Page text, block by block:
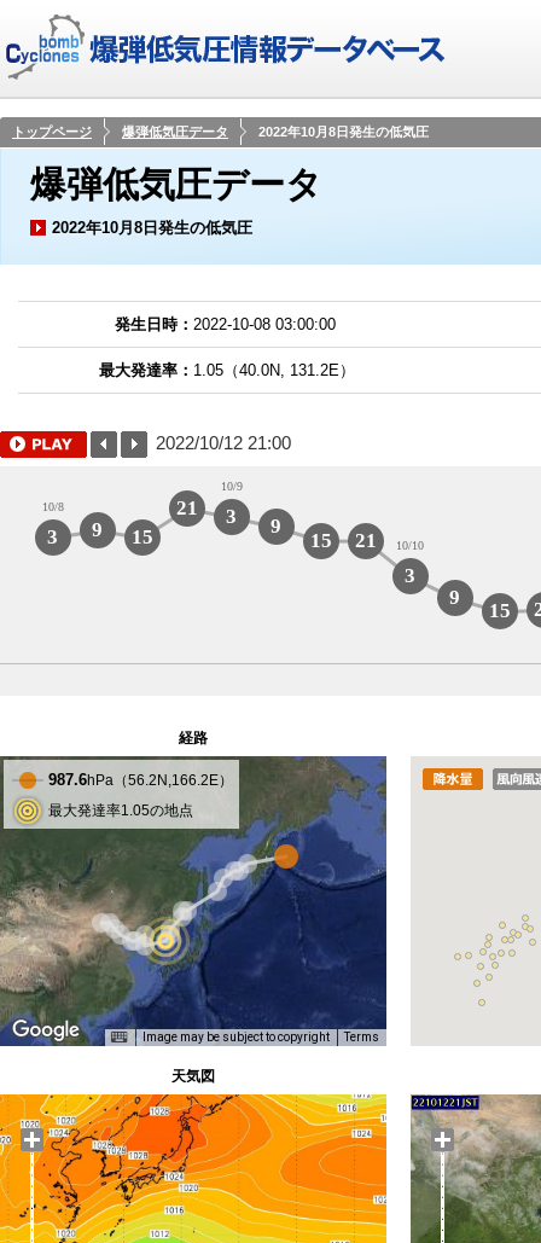
トップページ 爆弾低気圧データ 2022年10月8日発生の低気圧
爆弾低気圧データ
2022年10月8日発生の低気圧
発生日時： 2022-10-08 03:00:00
最大発達率： 1.05（40.0N, 131.2E）
2022/10/12 21:00
3
10/8
9 15
21 3
10/9
9
15
21
3
10/10
9
15
経路
Image may be subject to copyright Terms
987.6hPa（56.2 N,166.2 E）
最大発達率1.05の地点
天気図